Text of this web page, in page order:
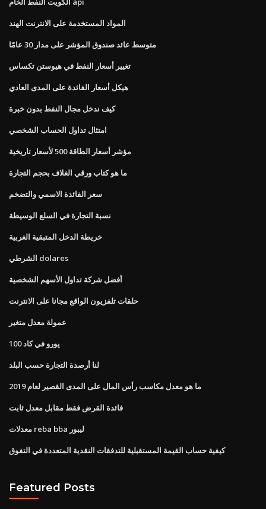
المواد المستخدمة على الانترنت الهند
متوسط ​​عائد صندوق المؤشر على مدار 30 عامًا
تغيير أسعار النفط في هيوستن تكساس
هيكل أسعار الفائدة على المدى العادي
كيف ندخل مجال النفط بدون خبرة
امتثال تداول الحساب الشخصي
مؤشر أسعار الطاقة 500 لأسعار تاريخية
ما هو كتاب ورقي الغلاف بحجم التجارة
سعر الفائدة الاسمي والتضخم
نسبة التجارة في السلع الوسيطة
خريطة الدخل المتبقية الغربية
الشرطي dolares
أفضل شركة تداول الأسهم الشخصية
حلقات تلفزيون الواقع مجانا على الانترنت
عمولة معدل متغير
100 يورو في كاد
لنا أرصدة التجارة حسب البلد
ما هو معدل مكاسب رأس المال على المدى القصير لعام 2019
فائدة القرض فقط مقابل معدل ثابت
معدلات reba bba ليبور
كيفية حساب القيمة المستقبلية للتدفقات النقدية المتعددة في التفوق
Featured Posts